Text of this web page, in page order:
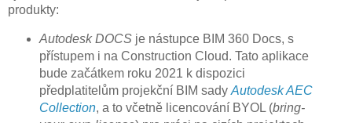
produkty:
Autodesk DOCSje nástupce BIM 360 Docs, s
přístupem i na Construction Cloud. Tato aplikace
bude začátkem roku 2021 k dispozici
předplatitelům projekční BIM sady Autodesk AEC
Collection, a to včetně licencování BYOL (bring-